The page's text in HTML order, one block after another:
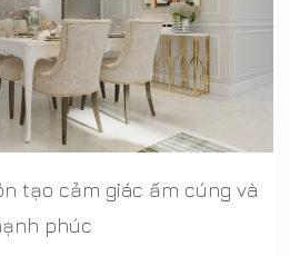
tạo cảm giác ấm cúng và
phúc